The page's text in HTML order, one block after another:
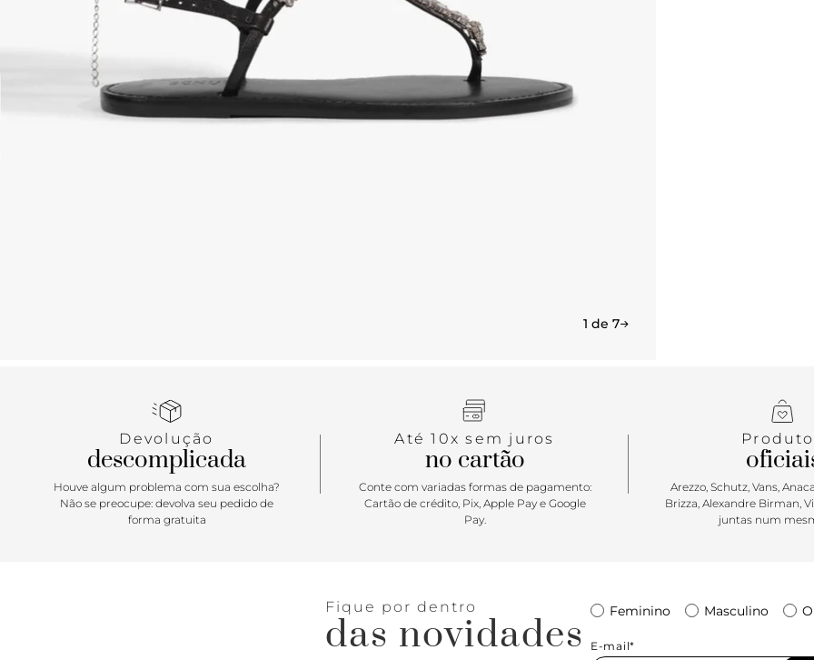
1 de 7
Devolução
descomplicada
Houve algum problema com sua escolha?
Não se preocupe: devolva seu pedido de
forma gratuita
Até 10x sem juros
no cartão
Conte com variadas formas de pagamento:
Cartão de crédito, Pix, Apple Pay e Google
Pay.
Arezzo, Schutz, Vans,
Brizza, Alexandre Birman,
juntas num
Fique por dentro
das novidades
Feminino Masculino
E-mail*